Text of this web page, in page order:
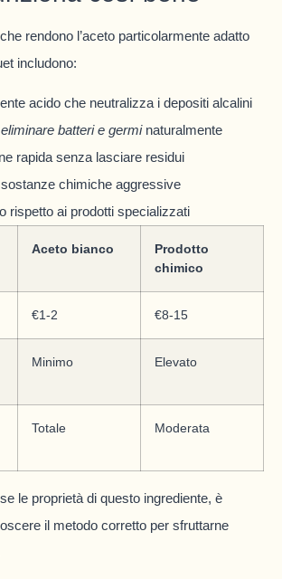
rendono l’aceto particolarmente adatto
includono:
acido che neutralizza i depositi alcalini
eliminare batteri e germinaturalmente
rapida senza lasciare residui
chimiche aggressive
rispetto ai prodotti specializzati
Aceto bianco
Prodotto
chimico
€1-2 €8-15
Minimo Elevato
Totale Moderata
le proprietà di questo ingrediente, è
il metodo corretto per sfruttarne